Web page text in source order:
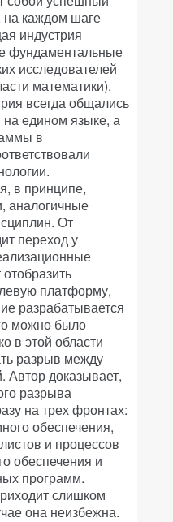
каждом шаге
индустрия
фундаментальные
исследователей
математики).
всегда общались
едином языке, а
в
в принципе,
аналогичные
От
переход у
платформу,
разрабатывается
можно было
в этой области
разрыв между
Автор доказывает,
разрыва
на трех фронтах:
обеспечения,
и процессов
обеспечения и
программ.
слишком
она неизбежна.